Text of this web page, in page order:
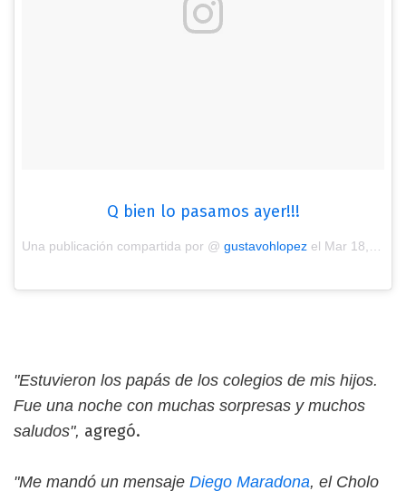
Q bien lo pasamos ayer!!!
Una publicación compartida por @ gustavohlopez el Mar 18, 2018 at 5:11 PDT
"Estuvieron los papás de los colegios de mis hijos.
Fue una noche con muchas sorpresas y muchos
saludos", agregó.
"Me mandó un mensaje Diego Maradona, el Cholo